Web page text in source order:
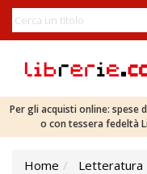
Per gli acquisti online: spese
o con tessera fedeltà
Home
Letteratura